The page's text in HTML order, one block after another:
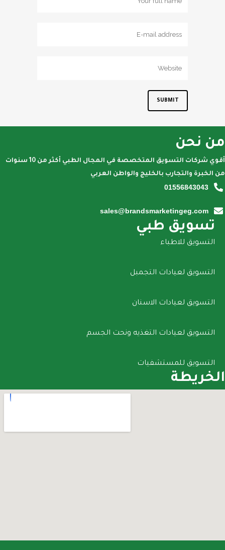
من نحن
أقوي شركات التسويق المتخصصة في المجال الطبي أكثر من 10 سنوات
من الخبرة والتجارب بالخليج والواطن العربي
01556843043
sales@brandsmarketingeg.com
تسويق طبي
التسويق للاطباء
التسويق لعيادات التجمبل
التسويق لعيادات الاسنان
التسويق لعيادات التغذيه ونحت الجسم
التسويق للمستشفيات
الخريطة